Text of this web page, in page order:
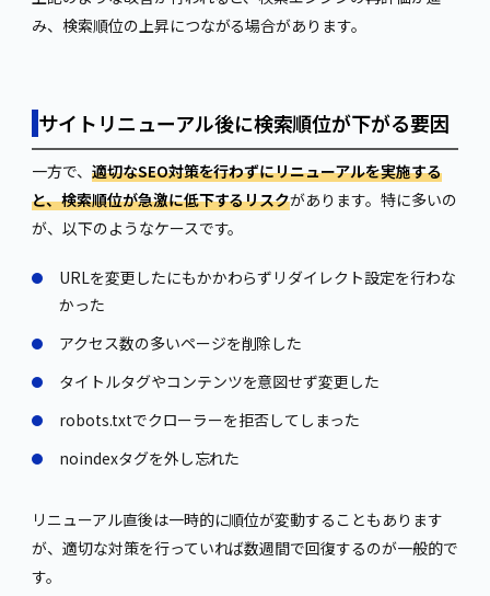
み、検索順位の上昇につながる場合があります。
サイトリニューアル後に検索順位が下がる要因
一方で、 適切なSEO対策を行わずにリニューアルを実施する
と、検索順位が急激に低下するリスクがあります。特に多いの
が、以下のようなケースです。
URLを変更したにもかかわらずリダイレクト設定を行わな
かった
アクセス数の多いページを削除した
タイトルタグやコンテンツを意図せず変更した
robots.txtでクローラーを拒否してしまった
noindexタグを外し忘れた
リニューアル直後は一時的に順位が変動することもあります
が、適切な対策を行っていれば数週間で回復するのが一般的で
す。